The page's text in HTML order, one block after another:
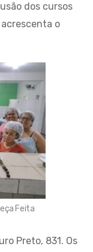
dos cursos
o
Feita
Preto, 831. Os